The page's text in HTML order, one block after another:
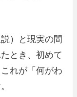
）と現実の間
とき、初めて
れが「何がわ